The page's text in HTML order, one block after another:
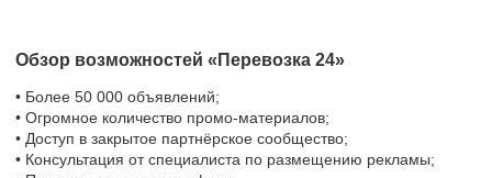
Обзор возможностей «Перевозка 24»
• Более 50 000 объявлений;
• Огромное количество промо-материалов;
• Доступ в закрытое партнёрское сообщество;
• Консультация от специалиста по размещению рекламы;